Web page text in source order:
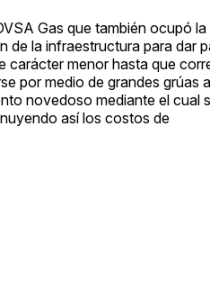
Gas que también ocupó la
la infraestructura para dar
carácter menor hasta que
por medio de grandes grúas
novedoso mediante el cual
así los costos de